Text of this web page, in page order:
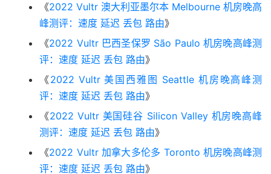
《2022 Vultr 澳大利亚墨尔本 Melbourne 机房晚高
峰测评：速度 延迟 丢包 路由》
《2022 Vultr 巴西圣保罗 São Paulo 机房晚高峰测
评：速度 延迟 丢包 路由》
《2022 Vultr 美国西雅图 Seattle 机房晚高峰测
评：速度 延迟 丢包 路由》
《2022 Vultr 美国硅谷 Silicon Valley 机房晚高峰
测评：速度 延迟 丢包 路由》
《2022 Vultr 加拿大多伦多 Toronto 机房晚高峰测
评：速度 延迟 丢包 路由》